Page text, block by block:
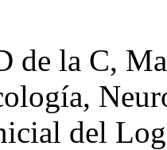
de la C,
del